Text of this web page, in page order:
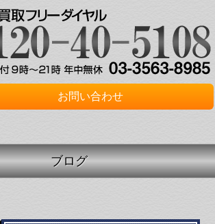
お問い合わせ
ブログ